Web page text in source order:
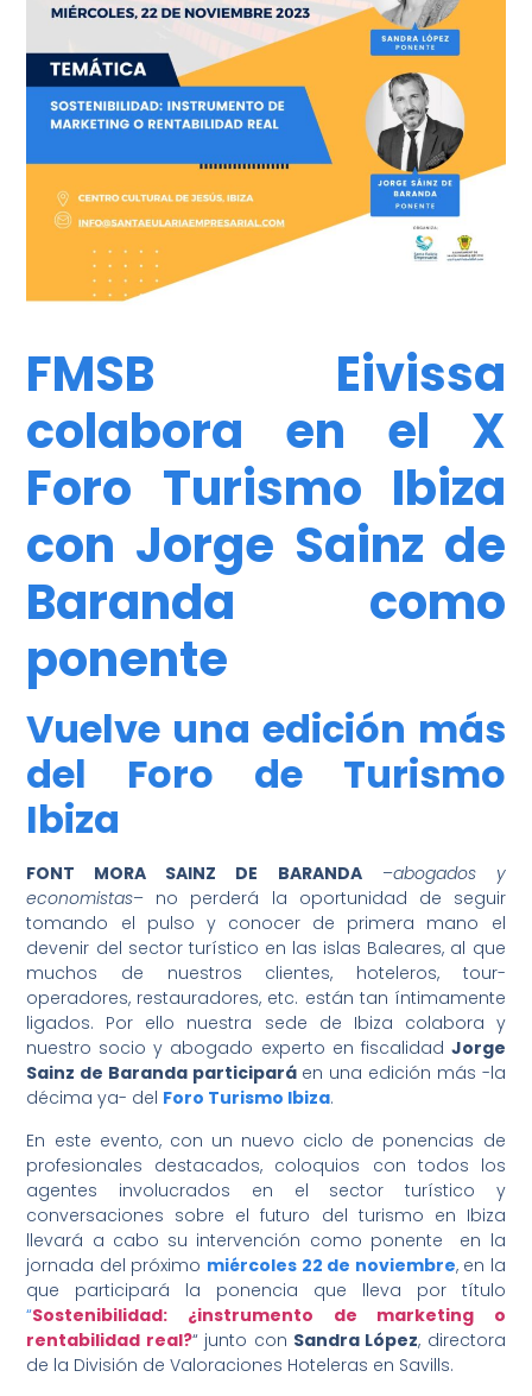
FMSB Eivissa
colabora en el X
Foro Turismo Ibiza
con Jorge Sainz de
Baranda como
ponente
Vuelve una edición más
del Foro de Turismo
Ibiza
FONT MORA SAINZ DE BARANDA–abogados y
economistas– no perderá la oportunidad de seguir
tomando el pulso y conocer de primera mano el
devenir del sector turístico en las islas Baleares, al que
muchos de nuestros clientes, hoteleros, tour-
operadores, restauradores, etc. están tan íntimamente
ligados. Por ello nuestra sede de Ibiza colabora y
nuestro socio y abogado experto en fiscalidad Jorge
Sainz de Baranda participará en una edición más -la
décima ya- del Foro Turismo Ibiza.
En este evento, con un nuevo ciclo de ponencias de
profesionales destacados, coloquios con todos los
agentes involucrados en el sector turístico y
conversaciones sobre el futuro del turismo en Ibiza
llevará a cabo su intervención como ponente en la
jornada del próximo miércoles 22 de noviembre, en la
que participará la ponencia que lleva por título
“Sostenibilidad: ¿instrumento de marketing o
rentabilidad real?“ junto con Sandra López, directora
de la División de Valoraciones Hoteleras en Savills.